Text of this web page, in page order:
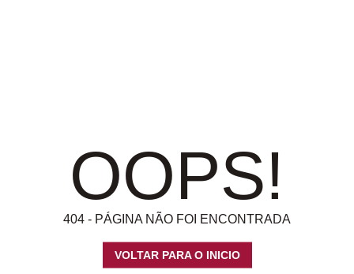
OOPS!
404 - PÁGINA NÃO FOI ENCONTRADA
VOLTAR PARA O INICIO